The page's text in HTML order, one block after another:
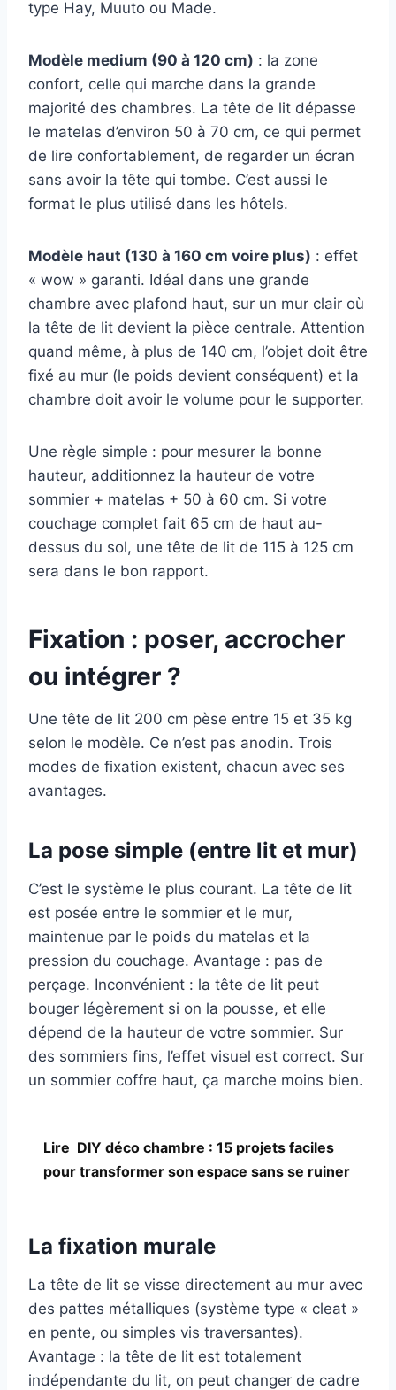
type Hay, Muuto ou Made.
Modèle medium (90 à 120 cm) : la zone
confort, celle qui marche dans la grande
majorité des chambres. La tête de lit dépasse
le matelas d’environ 50 à 70 cm, ce qui permet
de lire confortablement, de regarder un écran
sans avoir la tête qui tombe. C’est aussi le
format le plus utilisé dans les hôtels.
Modèle haut (130 à 160 cm voire plus) : effet
« wow » garanti. Idéal dans une grande
chambre avec plafond haut, sur un mur clair où
la tête de lit devient la pièce centrale. Attention
quand même, à plus de 140 cm, l’objet doit être
fixé au mur (le poids devient conséquent) et la
chambre doit avoir le volume pour le supporter.
Une règle simple : pour mesurer la bonne
hauteur, additionnez la hauteur de votre
sommier + matelas + 50 à 60 cm. Si votre
couchage complet fait 65 cm de haut au-
dessus du sol, une tête de lit de 115 à 125 cm
sera dans le bon rapport.
Fixation : poser, accrocher
ou intégrer ?
Une tête de lit 200 cm pèse entre 15 et 35 kg
selon le modèle. Ce n’est pas anodin. Trois
modes de fixation existent, chacun avec ses
avantages.
La pose simple (entre lit et mur)
C’est le système le plus courant. La tête de lit
est posée entre le sommier et le mur,
maintenue par le poids du matelas et la
pression du couchage. Avantage : pas de
perçage. Inconvénient : la tête de lit peut
bouger légèrement si on la pousse, et elle
dépend de la hauteur de votre sommier. Sur
des sommiers fins, l’effet visuel est correct. Sur
un sommier coffre haut, ça marche moins bien.
Lire DIY déco chambre : 15 projets faciles
pour transformer son espace sans se ruiner
La fixation murale
La tête de lit se visse directement au mur avec
des pattes métalliques (système type « cleat »
en pente, ou simples vis traversantes).
Avantage : la tête de lit est totalement
indépendante du lit, on peut changer de cadre